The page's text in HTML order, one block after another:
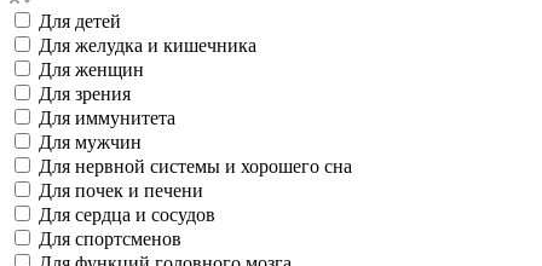
Для детей
Для желудка и кишечника
Для женщин
Для зрения
Для иммунитета
Для мужчин
Для нервной системы и хорошего сна
Для почек и печени
Для сердца и сосудов
Для спортсменов